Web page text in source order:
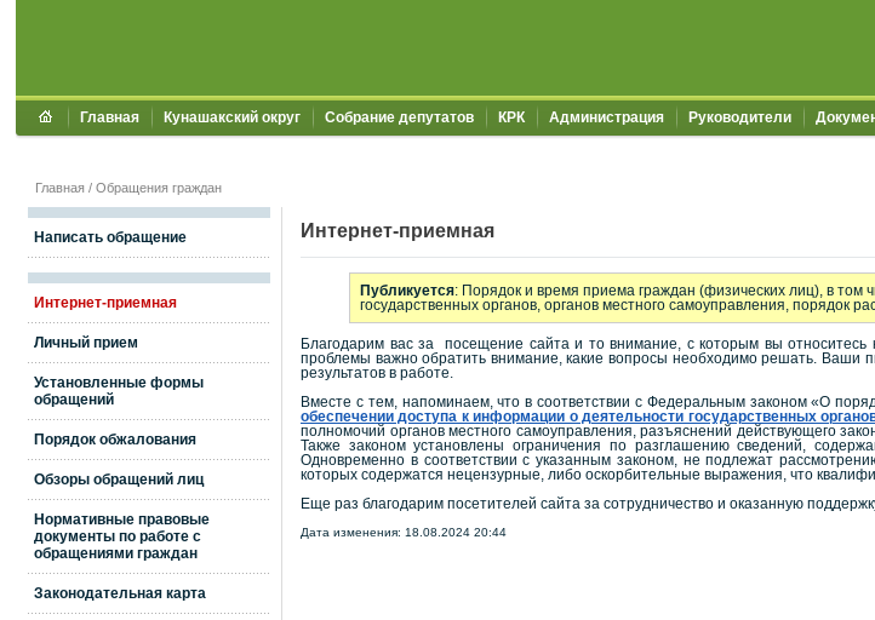
Главная Кунашакский округ Собрание депутатов КРК Администрация Руководители
Главная / Обращения граждан
Написать обращение
Интернет-приемная
Личный прием
Установленные формы
обращений
Порядок обжалования
Обзоры обращений лиц
Нормативные правовые
документы по работе с
обращениями граждан
Законодательная карта
Интернет-приемная
Публикуется: Порядок и время приема граждан (физических лиц), в том
государственных органов, органов местного самоуправления, порядок
Благодарим вас за посещение сайта и то внимание, с которым вы
проблемы важно обратить внимание, какие вопросы необходимо решать. Ваши
результатов в работе.
Вместе с тем, напоминаем, что в соответствии с Федеральным законом «О
обеспечении доступа к информации о деятельности государственных
полномочий органов местного самоуправления, разъяснений действующего
Также законом установлены ограничения по разглашению сведений,
Одновременно в соответствии с указанным законом, не подлежат
которых содержатся нецензурные, либо оскорбительные выражения, что
Еще раз благодарим посетителей сайта за сотрудничество и оказанную
Дата изменения: 18.08.2024 20:44